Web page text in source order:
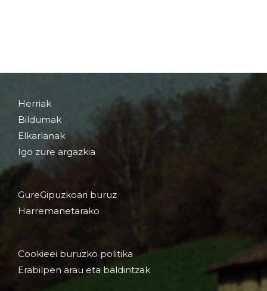
Herriak
Bildumak
Elkarlanak
Igo zure argazkia
GureGipuzkoari buruz
Harremanetarako
Cookieei buruzko politika
Erabilpen arau eta baldintzak